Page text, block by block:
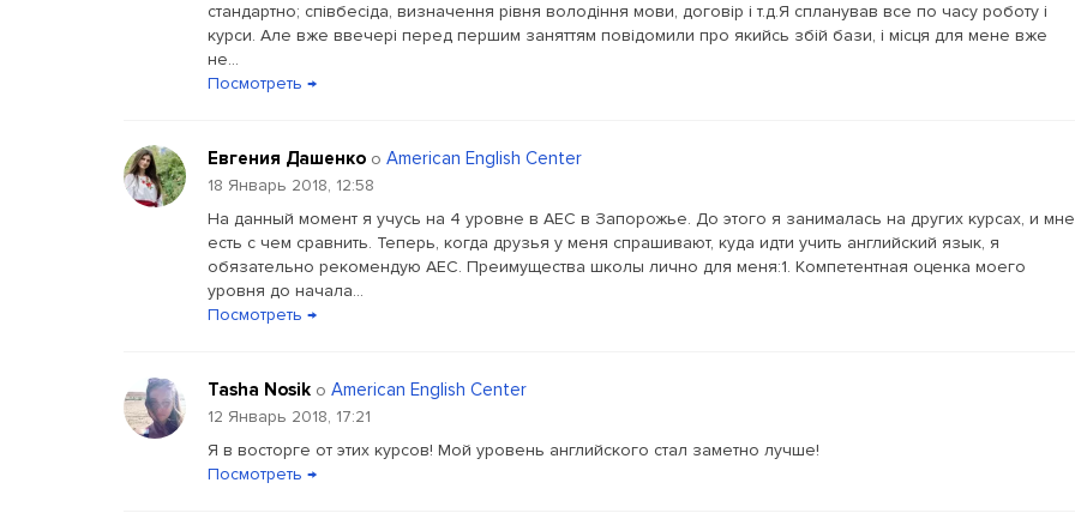
стандартно; співбесіда, визначення рівня володіння мови, договір і т.д.Я спланував все по часу роботу і
курси. Але вже ввечері перед першим заняттям повідомили про якийсь збій бази, і місця для мене вже
не...
Посмотреть →
Евгения Дашенко о American English Center
18 Январь 2018, 12:58
На данный момент я учусь на 4 уровне в AEC в Запорожье. До этого я занималась на других курсах, и мне
есть с чем сравнить. Теперь, когда друзья у меня спрашивают, куда идти учить английский язык, я
обязательно рекомендую AEC. Преимущества школы лично для меня:1. Компетентная оценка моего
уровня до начала...
Посмотреть →
Tasha Nosik о American English Center
12 Январь 2018, 17:21
Я в восторге от этих курсов! Мой уровень английского стал заметно лучше!
Посмотреть →